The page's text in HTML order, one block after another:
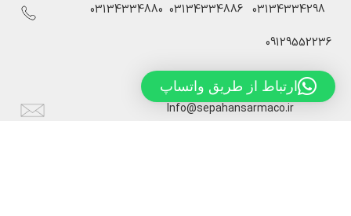
03134334298
03134334886
03134334880
09129552236
Info@sepahansarmaco.ir
ارتباط از طریق واتساپ